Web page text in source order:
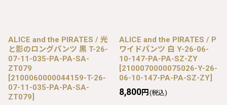
ALICE and the PIRATES / 光
と影のロングパンツ 黒 T-26-
07-11-035-PA-PA-SA-
ZT079
[2100060000044159-T-26-
07-11-035-PA-PA-SA-
ZT079]
ALICE and the PIRATES / P
ワイドパンツ 白 Y-26-06-
10-147-PA-PA-SZ-ZY
[2100070000075026-Y-26-
06-10-147-PA-PA-SZ-ZY]
8,800円 (税込)